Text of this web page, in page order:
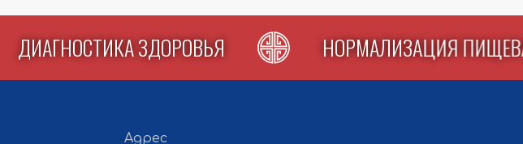
ДИАГНОСТИКА ЗДОРОВЬЯ НОРМАЛИЗАЦИЯ
Адрес